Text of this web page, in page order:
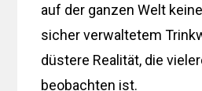
auf der ganzen Welt
sicher verwaltetem
düstere Realität, die
beobachten ist.